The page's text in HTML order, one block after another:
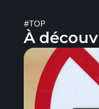
#TOP
À